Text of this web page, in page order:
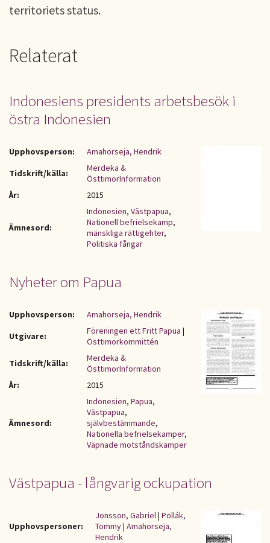
territoriets status.
Relaterat
Indonesiens presidents arbetsbesök i
östra Indonesien
Upphovsperson:
Amahorseja, Hendrik
Tidskrift/källa:
Merdeka &
ÖsttimorInformation
År:
2015
Ämnesord:
Indonesien, Västpapua,
Nationell befrielsekamp,
mänskliga rättigehter,
Politiska fångar
Nyheter om Papua
Upphovsperson:
Amahorseja, Hendrik
Utgivare:
Föreningen ett Fritt Papua |
Östtimorkommittén
Tidskrift/källa:
Merdeka &
ÖsttimorInformation
År:
2015
Ämnesord:
Indonesien, Papua,
Västpapua,
självbestämmande,
Nationella befrielsekamper,
Väpnade motståndskamper
Västpapua - långvarig ockupation
Upphovspersoner:
Jonsson, Gabriel| Pollák,
Tommy| Amahorseja,
Hendrik